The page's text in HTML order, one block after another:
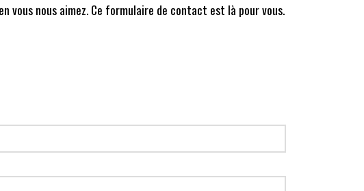
vous nous aimez. Ce formulaire de contact est là pour vous.